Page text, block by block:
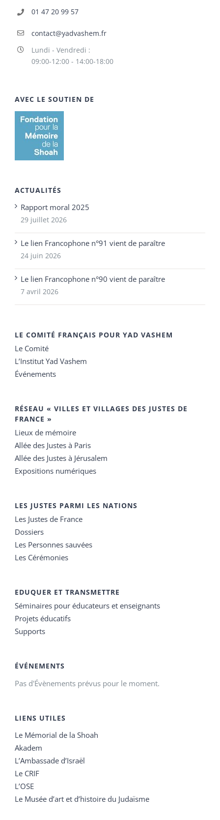
01 47 20 99 57
contact@yadvashem.fr
Lundi - Vendredi :
09:00-12:00 - 14:00-18:00
AVEC LE SOUTIEN DE
ACTUALITÉS
Rapport moral 2025
29 juillet 2026
Le lien Francophone n°91 vient de paraître
24 juin 2026
Le lien Francophone n°90 vient de paraître
7 avril 2026
LE COMITÉ FRANÇAIS POUR YAD VASHEM
Le Comité
L’Institut Yad Vashem
Événements
RÉSEAU « VILLES ET VILLAGES DES JUSTES DE
FRANCE »
Lieux de mémoire
Allée des Justes à Paris
Allée des Justes à Jérusalem
Expositions numériques
LES JUSTES PARMI LES NATIONS
Les Justes de France
Dossiers
Les Personnes sauvées
Les Cérémonies
EDUQUER ET TRANSMETTRE
Séminaires pour éducateurs et enseignants
Projets éducatifs
Supports
ÉVÉNEMENTS
Pas d'Évènements prévus pour le moment.
LIENS UTILES
Le Mémorial de la Shoah
Akadem
L’Ambassade d’Israël
Le CRIF
L’OSE
Le Musée d’art et d’histoire du Judaïsme